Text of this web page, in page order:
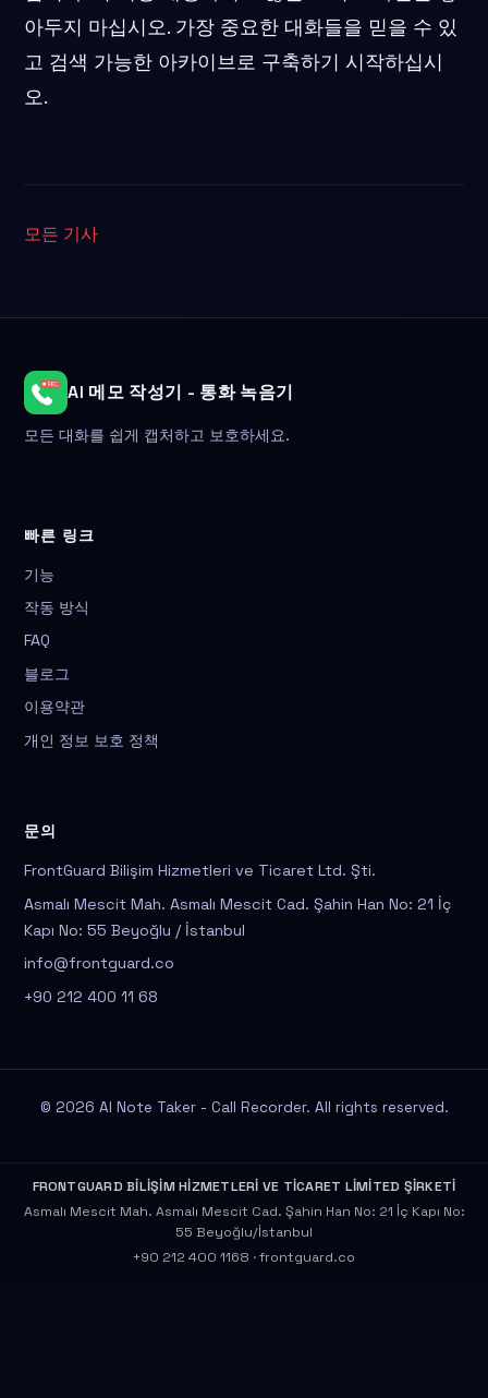
아두지 마십시오. 가장 중요한 대화들을 믿을 수 있
고 검색 가능한 아카이브로 구축하기 시작하십시
오.
모든 기사
AI 메모 작성기 - 통화 녹음기
모든 대화를 쉽게 캡처하고 보호하세요.
빠른 링크
기능
작동 방식
FAQ
블로그
이용약관
개인 정보 보호 정책
문의
FrontGuard Bilişim Hizmetleri ve Ticaret Ltd. Şti.
Asmalı Mescit Mah. Asmalı Mescit Cad. Şahin Han No: 21 İç
Kapı No: 55 Beyoğlu / İstanbul
info@frontguard.co
+90 212 400 11 68
© 2026 AI Note Taker - Call Recorder. All rights reserved.
FRONTGUARD BİLİŞİM HİZMETLERİ VE TİCARET LİMİTED ŞİRKETİ
Asmalı Mescit Mah. Asmalı Mescit Cad. Şahin Han No: 21 İç Kapı No:
55 Beyoğlu/İstanbul
+90 212 400 1168 ·frontguard.co